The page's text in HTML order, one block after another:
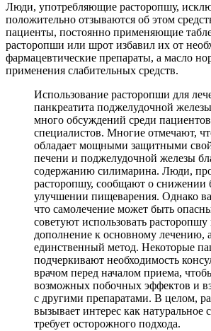
Люди, употребляющие расторопшу,
положительно отзываются об этом
пациенты, постоянно применяющие
расторопши или шрот избавил их от
фармацевтические препараты, а масло
применения слабительных средств.
Использование расторопши для
панкреатита поджелудочной
много обсуждений среди
специалистов. Многие отмечают,
обладает мощными защитными
печени и поджелудочной железы
содержанию силимарина. Люди,
расторопшу, сообщают о снижении
улучшении пищеварения. Однако
что самолечение может быть
советуют использовать расторопшу
дополнение к основному лечению,
единственный метод. Некоторые
подчеркивают необходимость
врачом перед началом приема,
возможных побочных эффектов и
с другими препаратами. В целом,
вызывает интерес как натуральное
требует осторожного подхода.